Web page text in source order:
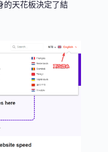
的天花板決定了結